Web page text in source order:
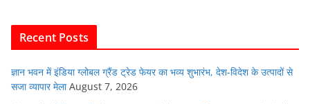
o
o
k
p
Recent Posts
ज्ञान भवन में इंडिया ग्लोबल ग्रैंड ट्रेड फेयर का भव्य शुभारंभ, देश-विदेश के उत्पादों से
सजा व्यापार मेला August 7, 2026